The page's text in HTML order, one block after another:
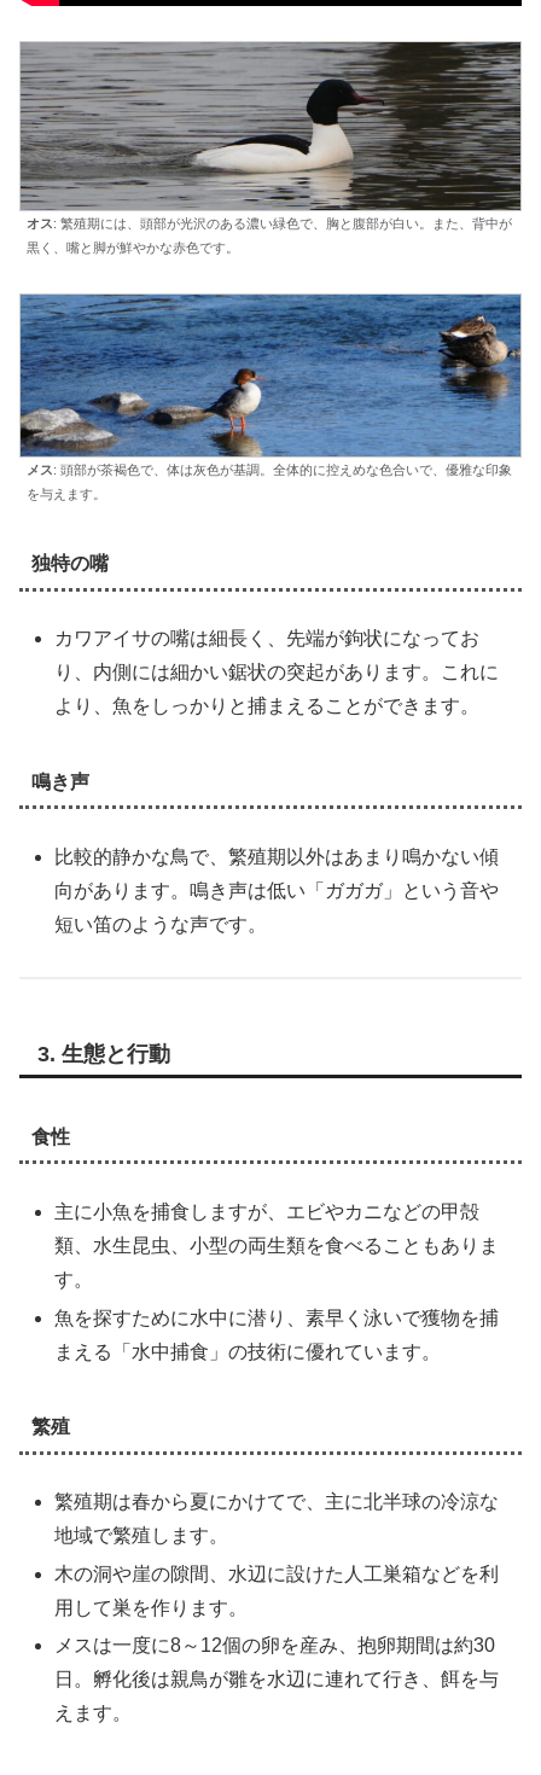
オス: 繁殖期には、頭部が光沢のある濃い緑色で、胸と腹部が白い。また、背中が
黒く、嘴と脚が鮮やかな赤色です。
メス: 頭部が茶褐色で、体は灰色が基調。全体的に控えめな色合いで、優雅な印象
を与えます。
独特の嘴
カワアイサの嘴は細長く、先端が鉤状になってお
り、内側には細かい鋸状の突起があります。これに
より、魚をしっかりと捕まえることができます。
鳴き声
比較的静かな鳥で、繁殖期以外はあまり鳴かない傾
向があります。鳴き声は低い「ガガガ」という音や
短い笛のような声です。
3. 生態と行動
食性
主に小魚を捕食しますが、エビやカニなどの甲殻
類、水生昆虫、小型の両生類を食べることもありま
す。
魚を探すために水中に潜り、素早く泳いで獲物を捕
まえる「水中捕食」の技術に優れています。
繁殖
繁殖期は春から夏にかけてで、主に北半球の冷涼な
地域で繁殖します。
木の洞や崖の隙間、水辺に設けた人工巣箱などを利
用して巣を作ります。
メスは一度に8～12個の卵を産み、抱卵期間は約30
日。孵化後は親鳥が雛を水辺に連れて行き、餌を与
えます。